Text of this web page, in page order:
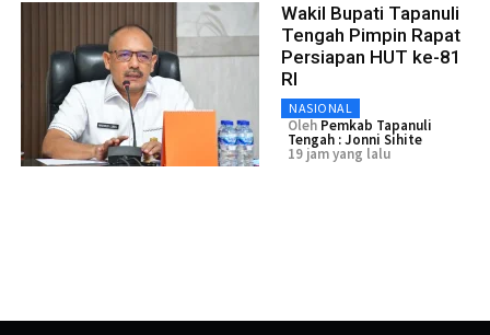
Wakil Bupati Tapanuli
Tengah Pimpin Rapat
Persiapan HUT ke-81
RI
NASIONAL
Oleh Pemkab Tapanuli
Tengah : Jonni Sihite
19 jam yang lalu